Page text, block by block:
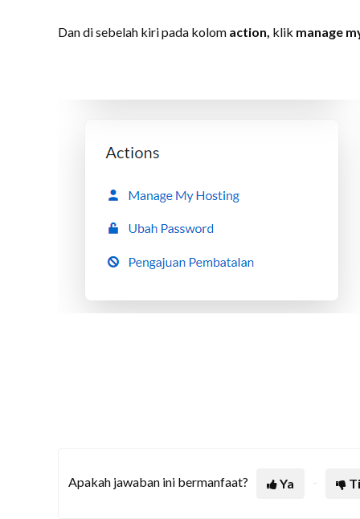
Dan di sebelah kiri pada kolom action, klik manage
Apakah jawaban ini bermanfaat? Ya